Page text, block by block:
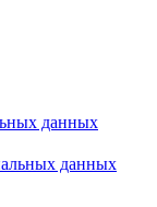
данных
данных